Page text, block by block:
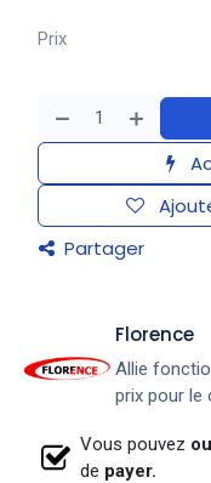
Partager
Prix
​Florence
Allie
prix pour
Vous pouvez
de payer.